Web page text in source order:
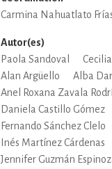
Carmina Nahuatlato
Autor(es)
Paola Sandoval
Alan Argüello
Alba
Anel Roxana Zavala
Daniela Castillo Gómez
Fernando Sánchez Clelo
Inés Martínez Cárdenas
Jennifer Guzmán